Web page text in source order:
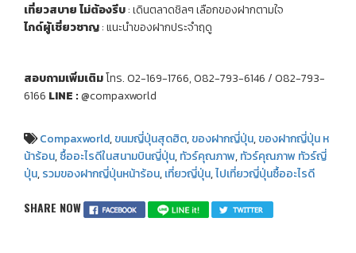
เที่ยวสบาย ไม่ต้องรีบ: เดินตลาดชิลๆ เลือกของฝากตามใจ
ไกด์ผู้เชี่ยวชาญ: แนะนำของฝากประจำฤดู
สอบถามเพิ่มเติมโทร. 02-169-1766, 082-793-6146 / 082-793-
6166 LINE :@compaxworld
Compaxworld,ขนมญี่ปุ่นสุดฮิต,ของฝากญี่ปุ่น,ของฝากญี่ปุ่น ห
น้าร้อน,ซื้ออะไรดีในสนามบินญี่ปุ่น,ทัวร์คุณภาพ,ทัวร์คุณภาพ ทัวร์ญี่
ปุ่น,รวมของฝากญี่ปุ่นหน้าร้อน,เที่ยวญี่ปุ่น,ไปเที่ยวญี่ปุ่นซื้ออะไรดี
SHARE NOW